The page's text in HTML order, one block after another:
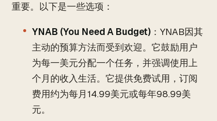
重要。以下是一些选项：
YNAB (You Need A Budget) ：YNAB因其
主动的预算方法而受到欢迎。它鼓励用户
为每一美元分配一个任务，并强调使用上
个月的收入生活。它提供免费试用，订阅
费用约为每月14.99美元或每年98.99美
元。